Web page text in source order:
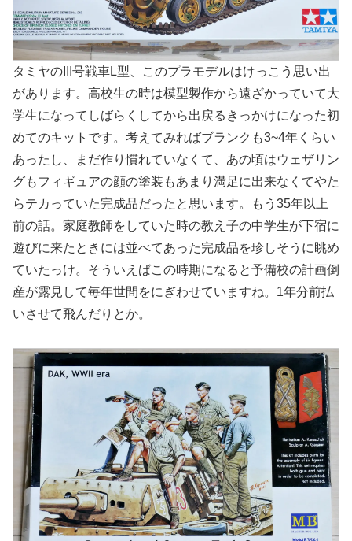
タミヤのIII号戦車L型、このプラモデルはけっこう思い出
があります。高校生の時は模型製作から遠ざかっていて大
学生になってしばらくしてから出戻るきっかけになった初
めてのキットです。考えてみればブランクも3~4年くらい
あったし、まだ作り慣れていなくて、あの頃はウェザリン
グもフィギュアの顔の塗装もあまり満足に出来なくてやた
らテカっていた完成品だったと思います。もう35年以上
前の話。家庭教師をしていた時の教え子の中学生が下宿に
遊びに来たときには並べてあった完成品を珍しそうに眺め
ていたっけ。そういえばこの時期になると予備校の計画倒
産が露見して毎年世間をにぎわせていますね。1年分前払
いさせて飛んだりとか。